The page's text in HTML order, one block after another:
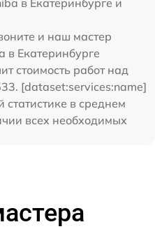
и наш мастер
в Екатеринбурге
стоимость работ над
[dataset:services:name]
в среднем
всех необходимых